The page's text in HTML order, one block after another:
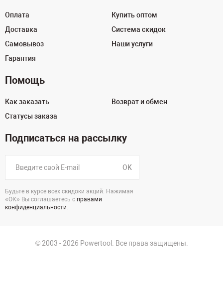
Оплата
Доставка
Самовывоз
Гарантия
Купить оптом
Система скидок
Наши услуги
Помощь
Как заказать
Статусы заказа
Возврат и обмен
Подписаться на рассылку
OK
Будьте в курсе всех скидоки акций. Нажимая
«ОК» Вы соглашаетесь с правами
конфиденциальности.
© 2003 - 2026 Powertool. Все права защищены.